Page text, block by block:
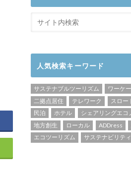
人気検索キーワード
サステナブルツーリズム ワーケ
二拠点居住
テレワーク スロー
民泊
ホテル シェアリングエコ
地方創生
ローカル ADDress
エコツーリズム
サステナビリティ